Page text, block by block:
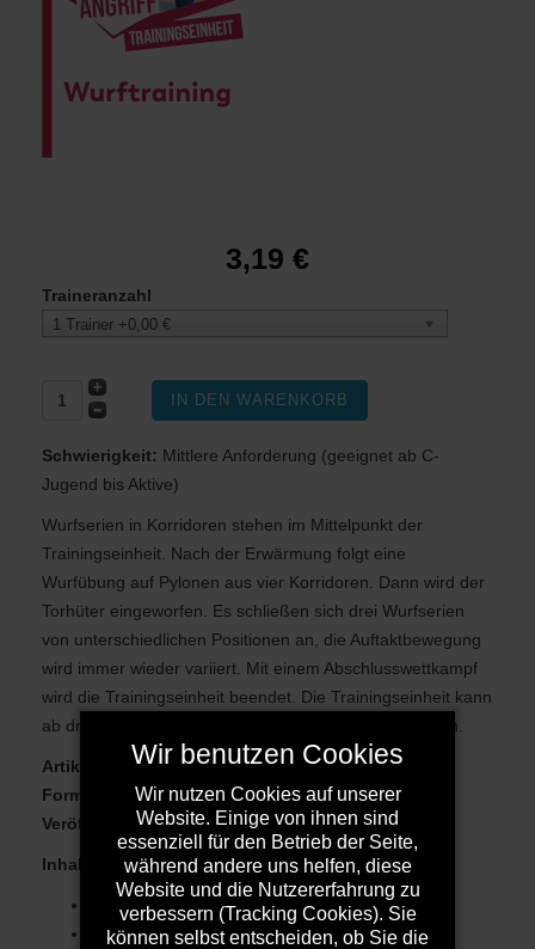
3,19 €
Traineranzahl
1 Trainer +0,00 €
Schwierigkeit: Mittlere Anforderung (geeignet ab C-
Jugend bis Aktive)
Wurfserien in Korridoren stehen im Mittelpunkt der
Trainingseinheit. Nach der Erwärmung folgt eine
Wurfübung auf Pylonen aus vier Korridoren. Dann wird der
Torhüter eingeworfen. Es schließen sich drei Wurfserien
von unterschiedlichen Positionen an, die Auftaktbewegung
wird immer wieder variiert. Mit einem Abschlusswettkampf
wird die Trainingseinheit beendet. Die Trainingseinheit kann
ab drei Feldspielern plus Torhüter durchgeführt werden.
Artikelnummer:
100485
Format:
PDF
Veröffentlicht am:02.06.2020
Inhalt: (Dauer Einzelübung/Gesamtzeit)
Einlaufen/Dehnen (15/15)
Ballgewöhnung (15/30)
Wir benutzen Cookies
Wir nutzen Cookies auf unserer
Website. Einige von ihnen sind
essenziell für den Betrieb der Seite,
während andere uns helfen, diese
Website und die Nutzererfahrung zu
verbessern (Tracking Cookies). Sie
können selbst entscheiden, ob Sie die